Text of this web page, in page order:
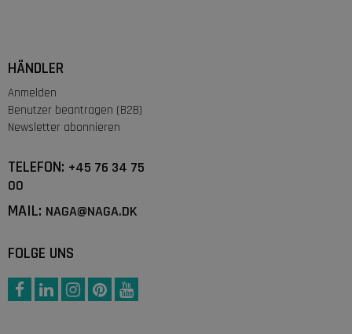
HÄNDLER
Anmelden
Benutzer beantragen (B2B)
Newsletter abonnieren
TELEFON: +45 76 34 75
00
MAIL: NAGA@NAGA.DK
FOLGE UNS